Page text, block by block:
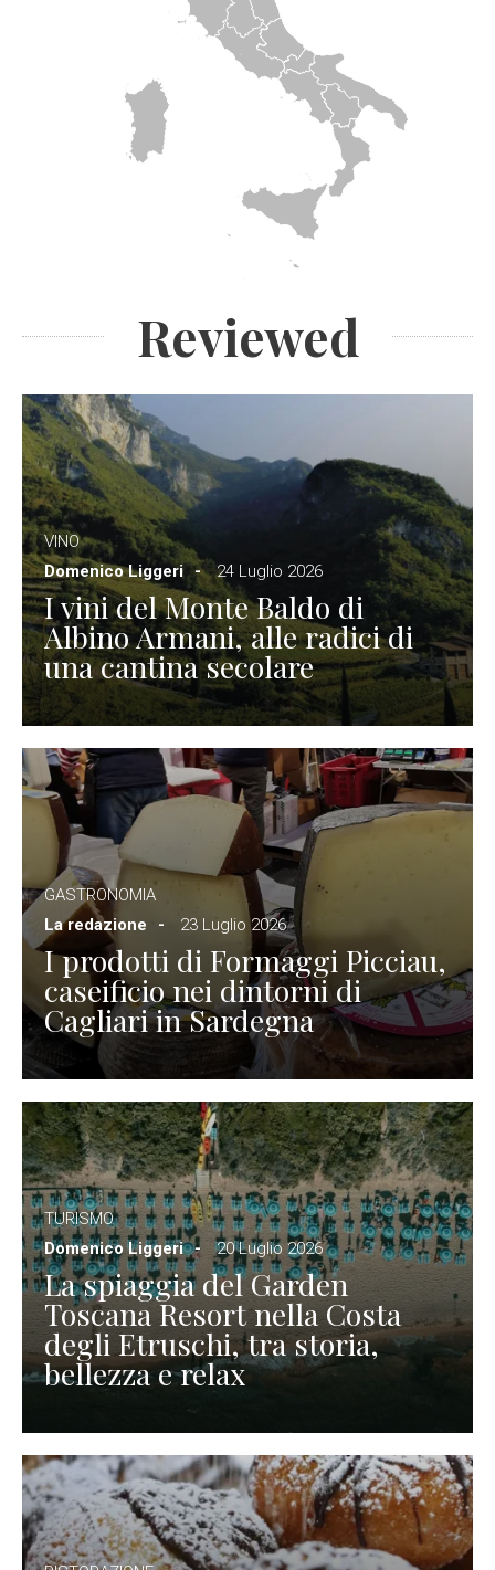
Reviewed
VINO
Domenico Liggeri
24 Luglio 2026
I vini del Monte Baldo di
Albino Armani, alle radici di
una cantina secolare
GASTRONOMIA
La redazione
23 Luglio 2026
I prodotti di Formaggi Picciau,
caseificio nei dintorni di
Cagliari in Sardegna
TURISMO
Domenico Liggeri
20 Luglio 2026
La spiaggia del Garden
Toscana Resort nella Costa
degli Etruschi, tra storia,
bellezza e relax